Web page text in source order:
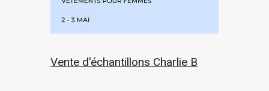
Vente d'échantillons Charlie B